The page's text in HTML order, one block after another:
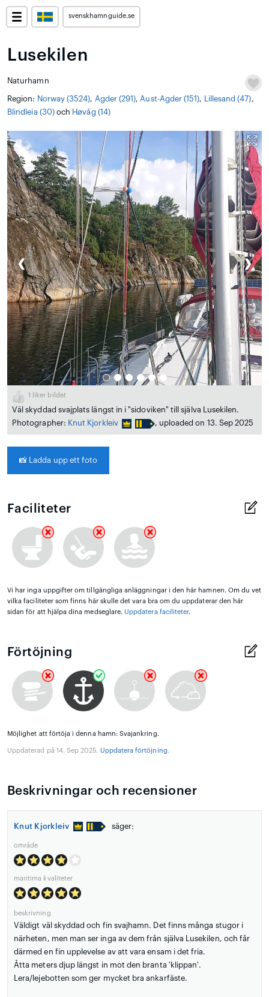
svenskhamnguide.se
Lusekilen
Naturhamn
Region: Norway (3524), Agder (291), Aust-Agder (151), Lillesand (47),
Blindleia (30)och Høvåg (14)
❮ ❯
1 liker bildet
Väl skyddad svajplats längst in i "sidoviken" till själva Lusekilen.
Photographer: Knut Kjorkleiv , uploaded on 13. Sep 2025
📸 Ladda upp ett foto
Faciliteter
Vi har inga uppgifter om tillgängliga anläggningar i den här hamnen. Om du vet
vilka faciliteter som finns här skulle det vara bra om du uppdaterar den här
sidan för att hjälpa dina medseglare. Uppdatera faciliteter.
Förtöjning
Möjlighet att förtöja i denna hamn: Svajankring.
Uppdaterad på 14. Sep 2025. Uppdatera förtöjning.
Beskrivningar och recensioner
Knut Kjorkleiv säger:
område
maritima kvaliteter
beskrivning
Väldigt väl skyddad och fin svajhamn. Det finns många stugor i
närheten, men man ser inga av dem från själva Lusekilen, och får
därmed en fin upplevelse av att vara ensam i det fria.
Åtta meters djup längst in mot den branta 'klippan'.
Lera/lejebotten som ger mycket bra ankarfäste.